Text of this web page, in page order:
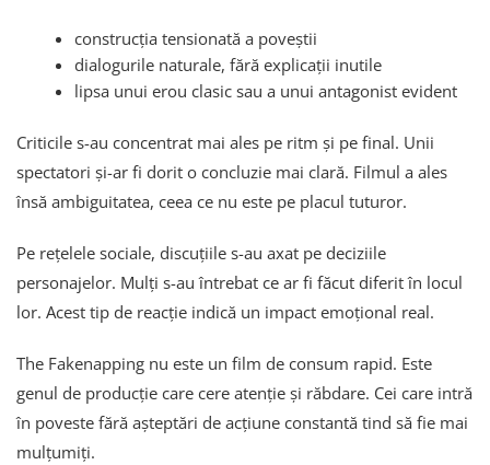
construcția tensionată a poveștii
dialogurile naturale, fără explicații inutile
lipsa unui erou clasic sau a unui antagonist evident
Criticile s-au concentrat mai ales pe ritm și pe final. Unii
spectatori și-ar fi dorit o concluzie mai clară. Filmul a ales
însă ambiguitatea, ceea ce nu este pe placul tuturor.
Pe rețelele sociale, discuțiile s-au axat pe deciziile
personajelor. Mulți s-au întrebat ce ar fi făcut diferit în locul
lor. Acest tip de reacție indică un impact emoțional real.
The Fakenapping nu este un film de consum rapid. Este
genul de producție care cere atenție și răbdare. Cei care intră
în poveste fără așteptări de acțiune constantă tind să fie mai
mulțumiți.